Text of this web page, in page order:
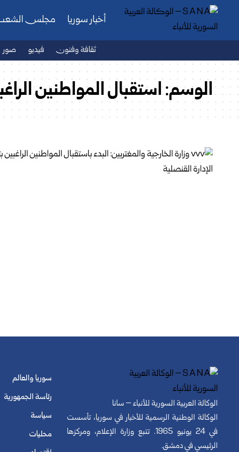
أخبار سوريا مجلس
ثقافة وفنون فيديو صور
الوسم:استقبال المواطنين
الوكالة العربية السورية للأنباء – سانا
الوكالة الوطنية الرسمية للأخبار في سوريا، تأسست
في 24 يونيو 1965. تتبع وزارة الإعلام، ومركزها
الرئيسي في دمشق.
سوريا والعالم
رئاسة الجمهورية
سياسة
محليات